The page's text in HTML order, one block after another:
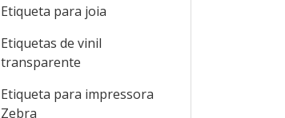
Etiqueta para joia
Etiquetas de vinil
transparente
Etiqueta para impressora
Zebra